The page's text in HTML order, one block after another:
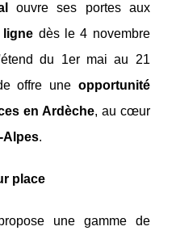
ouvre ses portes aux
ligne dès le 4 novembre
du 1er mai au 21
offre une opportunité
en Ardèche, au cœur
Alpes.
place
une gamme de